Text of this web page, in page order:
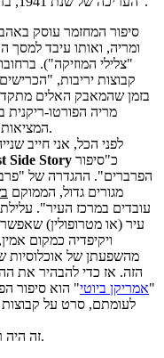
סיפור המחזמר עוסק
ומריה, ואותו עיבד למסך
"צלילי המוזיקה").
קבוצות יריבות,
בזמן שהמאבק האלים
מריה הפורטו-ריקנית
המציאות שבה הם חיים לא תיתן לאהבתם להתממש.
לפני הכל, אני חייב
Side Story
הפרברים". ההגדרה של
מגורים גדול, הממוקם
עובדים במרכז העיר".
עיר (או מטרופולין)
ויקיפדיה כמקום
מהשפעתן של אוכלוסיות
הזה. אז כדי להבהיר את
"אמריקן ביוטי" הוא סיפור
לעומתם, סרט על קבוצות
זה היה רגע של קטנוניות. עכשיו אפשר לחזור לסרט.